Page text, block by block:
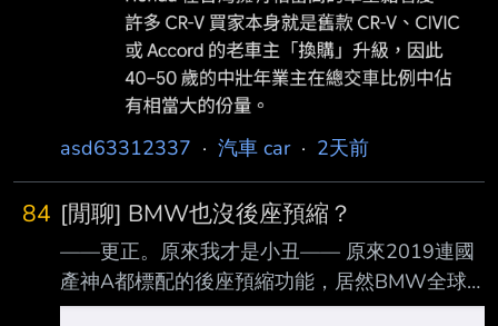
asd63312337 · 汽車 car· 2天前
84 [閒聊] BMW也沒後座預縮？
——更正。原來我才是小丑—— 原來2019連國
產神A都標配的後座預縮功能，居然BMW全球
x1沒有 考量到老婆開太大的車不太方便，19年